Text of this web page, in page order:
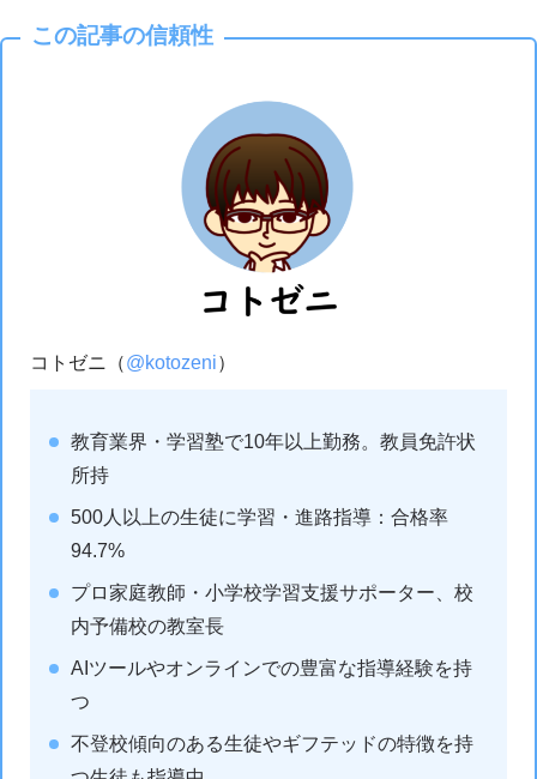
この記事の信頼性
コトゼニ（@kotozeni）
教育業界・学習塾で10年以上勤務。教員免許状
所持
500人以上の生徒に学習・進路指導：合格率
94.7%
プロ家庭教師・小学校学習支援サポーター、校
内予備校の教室長
AIツールやオンラインでの豊富な指導経験を持
つ
不登校傾向のある生徒やギフテッドの特徴を持